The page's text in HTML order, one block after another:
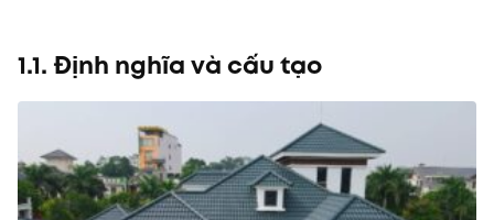
1.1. Định nghĩa và cấu tạo